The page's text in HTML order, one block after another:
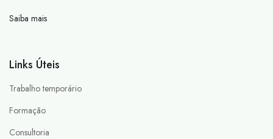
Saiba mais
Links Úteis
Trabalho temporário
Formação
Consultoria